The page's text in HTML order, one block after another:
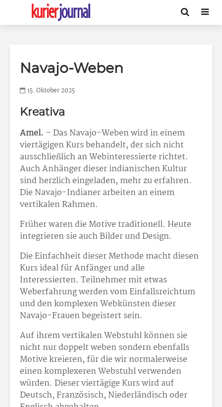
Navajo-Weben
15. Oktober 2025
Kreativa
Amel. – Das Navajo-Weben wird in einem
viertägigen Kurs behandelt, der sich nicht
ausschließlich an Webinteressierte richtet.
Auch Anhänger dieser indianischen Kultur
sind herzlich eingeladen, mehr zu erfahren.
Die Navajo-Indianer arbeiten an einem
vertikalen Rahmen.
Früher waren die Motive traditionell. Heute
integrieren sie auch Bilder und Design.
Die Einfachheit dieser Methode macht diesen
Kurs ideal für Anfänger und alle
Interessierten. Teilnehmer mit etwas
Weberfahrung werden vom Einfallsreichtum
und den komplexen Webkünsten dieser
Navajo-Frauen begeistert sein.
Auf ihrem vertikalen Webstuhl können sie
nicht nur doppelt weben sondern ebenfalls
Motive kreieren, für die wir normalerweise
einen komplexeren Webstuhl verwenden
würden. Dieser viertägige Kurs wird auf
Deutsch, Französisch, Niederländisch oder